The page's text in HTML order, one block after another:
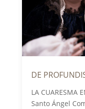
DE
LA CUARESMA
Santo Ángel